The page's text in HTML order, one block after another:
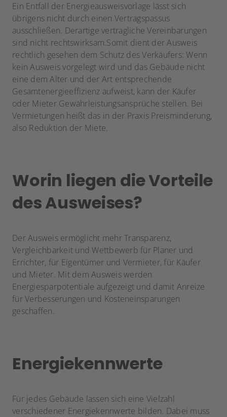
Ein Entfall der Energieausweisvorlage lässt sich
übrigens nicht durch einen Vertragspassus
ausschließen. Derartige vertragliche Vereinbarungen
sind nicht rechtswirksam.Somit dient der Ausweis
rechtlich gesehen dem Schutz des Verkäufers: Wenn
kein Ausweis vorgelegt wird und das Gebäude nicht
eine dem Alter und der Art entsprechende
Gesamtenergieeffizienz aufweist, kann der Käufer
oder Mieter Gewährleistungsansprüche stellen. Bei
Vermietungen heißt das in der Praxis Preisminderung,
also Reduktion der Miete.
Worin liegen die Vorteile
des Ausweises?
Der Ausweis ermöglicht mehr Transparenz,
Vergleichbarkeit und Wettbewerb für Planer und
Errichter, für Eigentümer und Vermieter, für Käufer
und Mieter. Mit dem Ausweis werden
Energiesparpotentiale aufgezeigt und damit Anreize
für Verbesserungen und Kosteneinsparungen
geschaffen.
Energiekennwerte
Für jedes Gebäude lassen sich eine Vielzahl
verschiedener Energiekennwerte bilden. Dabei muss